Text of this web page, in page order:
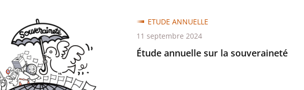
Étude annuelle sur la souveraineté
ETUDE ANNUELLE
11 septembre 2024